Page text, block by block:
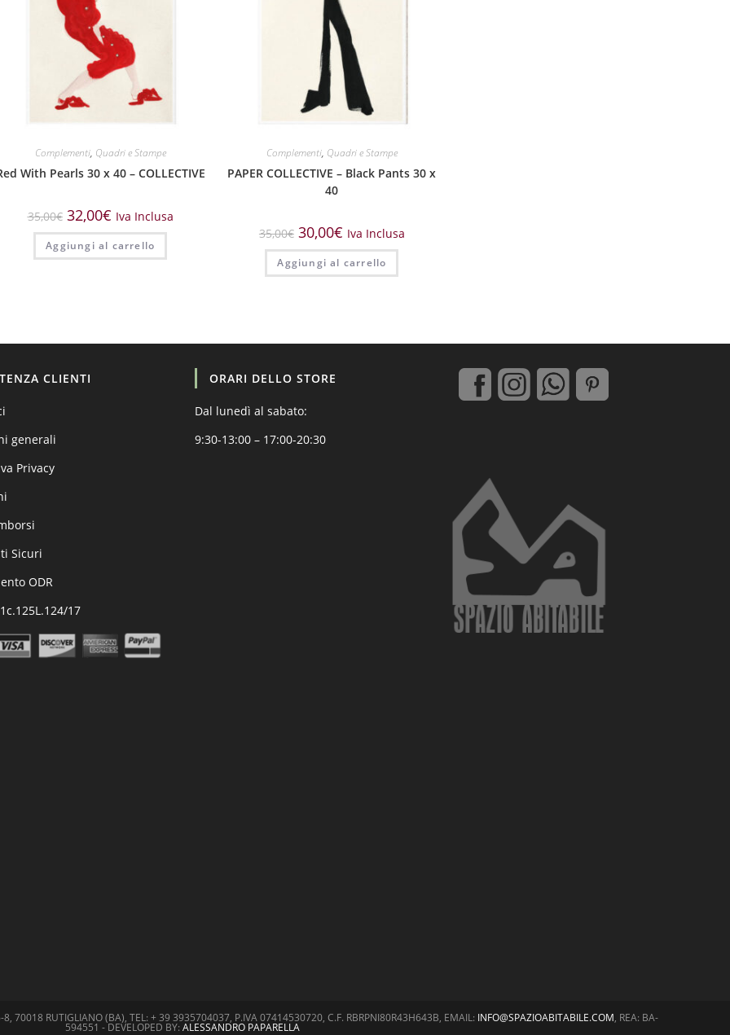
Complementi, Quadri e Stampe
With Pearls 30 x 40 – COLLECTIVE
35,00€ 32,00€ Iva Inclusa
Aggiungi al carrello
Complementi, Quadri e Stampe
PAPER COLLECTIVE – Black Pants 30 x
40
35,00€ 30,00€ Iva Inclusa
Aggiungi al carrello
CLIENTI
generali
Privacy
Sicuri
ODR
17
ORARI DELLO STORE
Dal lunedì al sabato:
9:30-13:00 – 17:00-20:30
8, 70018 RUTIGLIANO (BA), TEL: + 39 3935704037, P.IVA 07414530720, C.F. RBRPNI80R43H643B, EMAIL: INFO@SPAZIOABITABILE.COM, REA: BA-
594551 - DEVELOPED BY: ALESSANDRO PAPARELLA